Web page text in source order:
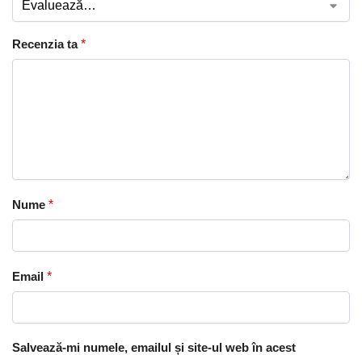
Recenzia ta*
Nume *
Email *
Salvează-mi numele, emailul și site-ul web în acest